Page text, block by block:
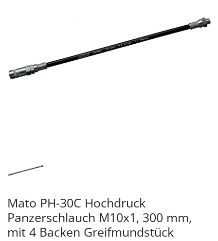
Mato PH-30C Hochdruck
Panzerschlauch M10x1, 300 mm,
mit 4 Backen Greifmundstück